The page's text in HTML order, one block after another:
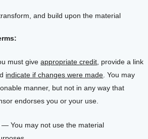
and build upon the material
must giveappropriate credit, provide a link
indicate if changes were made. You may
manner, but not in any way that
endorses you or your use.
— You may not use the material